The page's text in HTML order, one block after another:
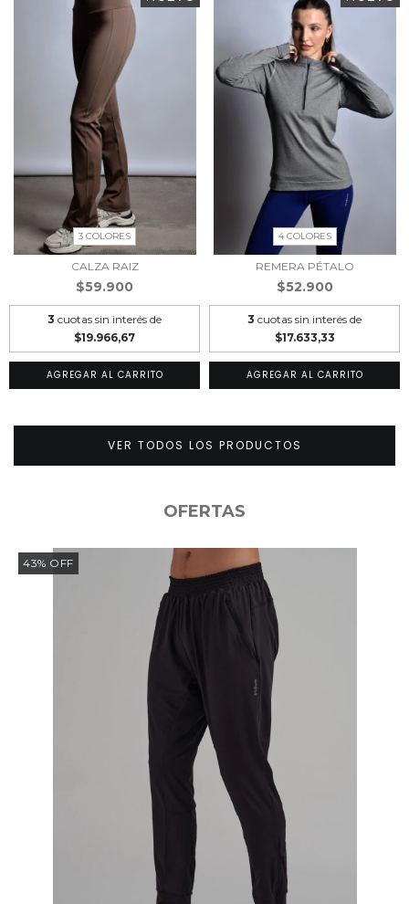
3 COLORES
CALZA RAIZ
$59.900
3 cuotas sin interés de
$19.966,67
AGREGAR AL CARRITO
4 COLORES
REMERA PÉTALO
$52.900
3 cuotas sin interés de
$17.633,33
AGREGAR AL CARRITO
VER TODOS LOS PRODUCTOS
OFERTAS
43% OFF